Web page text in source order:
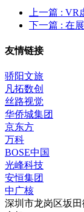
上一篇 : VR
下一篇 : 在
友情链接
骄阳文旅
凡拓数创
丝路视觉
华侨城集团
京东方
万科
BOSE中国
光峰科技
安恒集团
中广核
深圳市龙岗区坂